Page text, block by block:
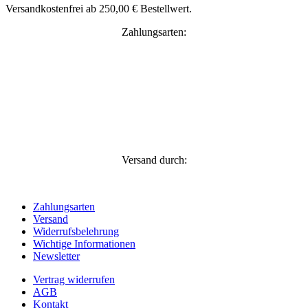
Versandkostenfrei ab 250,00 € Bestellwert.
Zahlungsarten:
Versand durch:
Zahlungsarten
Versand
Widerrufsbelehrung
Wichtige Informationen
Newsletter
Vertrag widerrufen
AGB
Kontakt